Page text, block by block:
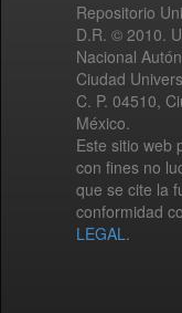
Repositorio
D.R. © 2010.
Nacional
Ciudad
C. P. 04510,
México.
Este sitio web
con fines no
que se cite la
conformidad
LEGAL.